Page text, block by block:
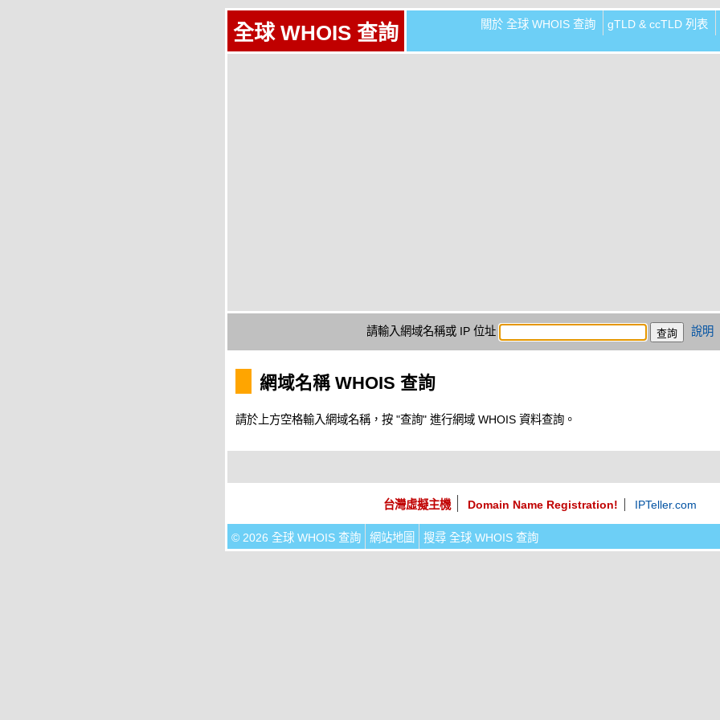
全球 WHOIS 查詢 關於 全球 WHOIS 查詢 gTLD & ccTLD 列表
請輸入網域名稱或 IP 位址 說明
網域名稱 WHOIS 查詢
請於上方空格輸入網域名稱，按 "查詢" 進行網域 WHOIS 資料查詢。
台灣虛擬主機 Domain Name Registration! IPTeller.com
© 2026 全球 WHOIS 查詢 網站地圖 搜尋 全球 WHOIS 查詢